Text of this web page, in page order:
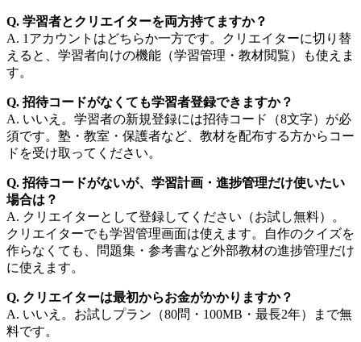
Q. 学習者とクリエイターを両方持てますか？
A. 1アカウントはどちらか一方です。クリエイターに切り替
えると、学習者向けの機能（学習管理・教材閲覧）も使えま
す。
Q. 招待コードがなくても学習者登録できますか？
A. いいえ。学習者の新規登録には招待コード（8文字）が必
須です。塾・教室・保護者など、教材を配布する方からコー
ドを受け取ってください。
Q. 招待コードがないが、学習計画・進捗管理だけ使いたい
場合は？
A. クリエイターとして登録してください（お試し無料）。
クリエイターでも学習管理画面は使えます。自作のクイズを
作らなくても、問題集・参考書など外部教材の進捗管理だけ
に使えます。
Q. クリエイターは最初からお金がかかりますか？
A. いいえ。お試しプラン（80問・100MB・最長2年）まで無
料です。